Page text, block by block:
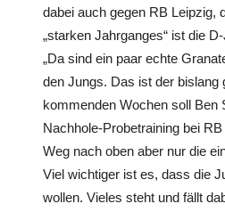
dabei auch gegen RB Leipzig,
„starken Jahrganges“ ist die
„Da sind ein paar echte
den Jungs. Das ist der bislang
kommenden Wochen soll
Nachhole-Probetraining bei
Weg nach oben aber nur die
Viel wichtiger ist es, dass die
wollen. Vieles steht und fällt